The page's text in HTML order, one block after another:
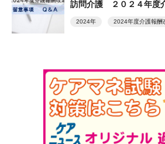
訪問介護 ２０２４年度
2024年 2024年度介護報酬